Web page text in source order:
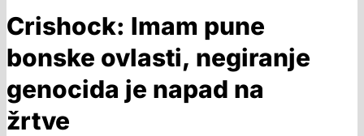
Crishock: Imam pune
bonske ovlasti, negiranje
genocida je napad na
žrtve